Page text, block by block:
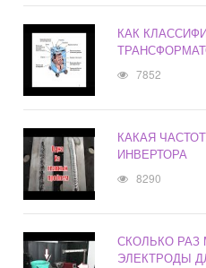
КАК
7852
КАКАЯ
ИНВЕРТОРА
8290
СКОЛЬКО
ЭЛЕКТРОДЫ